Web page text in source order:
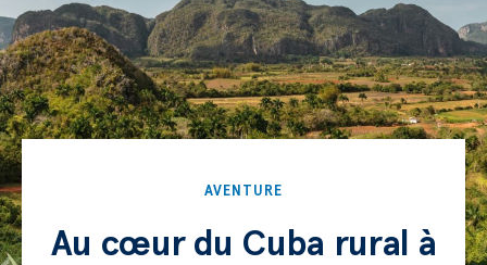
AVENTURE
Au cœur du Cuba rural à